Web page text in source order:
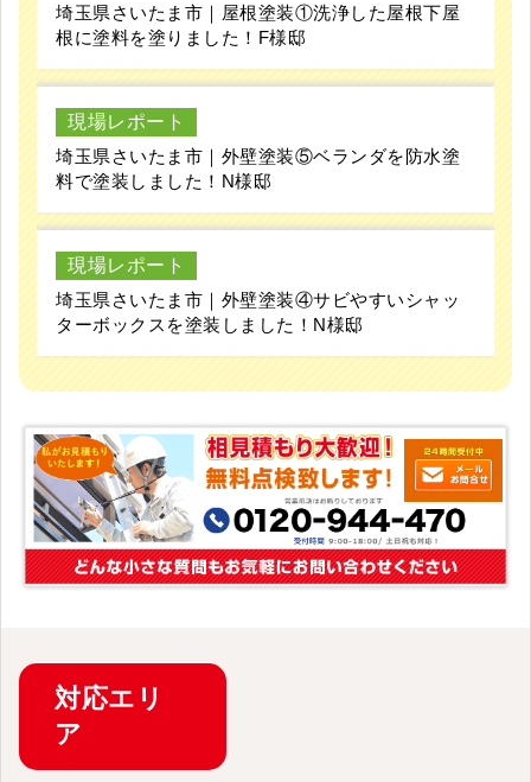
埼玉県さいたま市｜屋根塗装①洗浄した屋根下屋
根に塗料を塗りました！F様邸
現場レポート
埼玉県さいたま市｜外壁塗装⑤ベランダを防水塗
料で塗装しました！N様邸
現場レポート
埼玉県さいたま市｜外壁塗装④サビやすいシャッ
ターボックスを塗装しました！N様邸
対応エリ
ア